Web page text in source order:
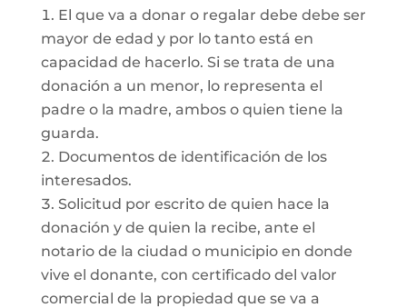
El que va a donar o regalar debe debe ser
mayor de edad y por lo tanto está en
capacidad de hacerlo. Si se trata de una
donación a un menor, lo representa el
padre o la madre, ambos o quien tiene la
guarda.
Documentos de identificación de los
interesados.
Solicitud por escrito de quien hace la
donación y de quien la recibe, ante el
notario de la ciudad o municipio en donde
vive el donante, con certificado del valor
comercial de la propiedad que se va a